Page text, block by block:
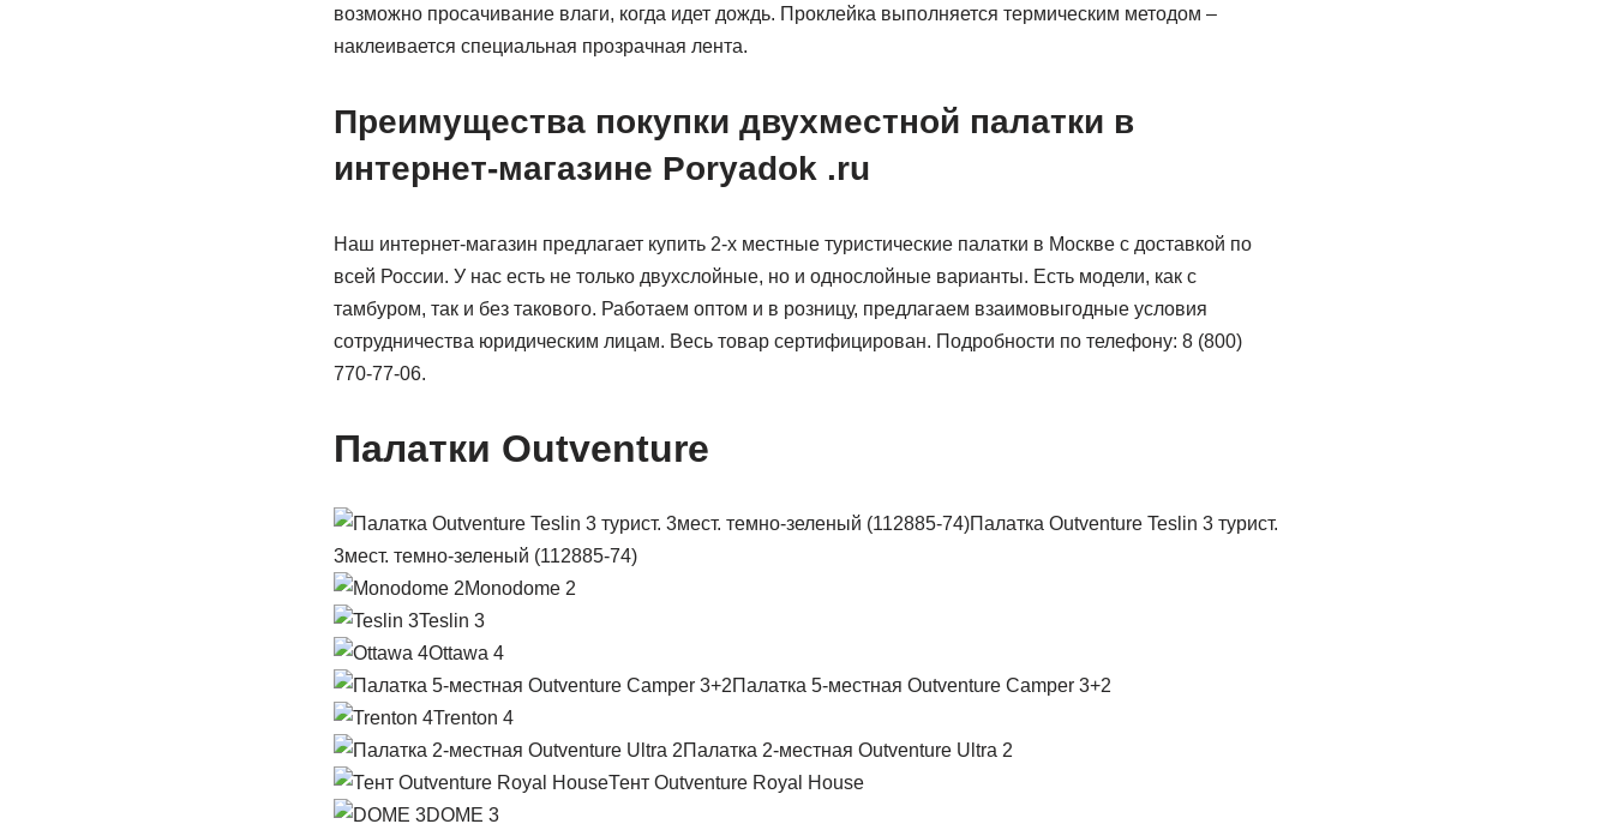
возможно просачивание влаги, когда идет дождь. Проклейка выполняется термическим методом –
наклеивается специальная прозрачная лента.
Преимущества покупки двухместной палатки в
интернет-магазине Poryadok .ru
Наш интернет-магазин предлагает купить 2-х местные туристические палатки в Москве с доставкой по
всей России. У нас есть не только двухслойные, но и однослойные варианты. Есть модели, как с
тамбуром, так и без такового. Работаем оптом и в розницу, предлагаем взаимовыгодные условия
сотрудничества юридическим лицам. Весь товар сертифицирован. Подробности по телефону: 8 (800)
770-77-06.
Палатки Outventure
Палатка Outventure Teslin 3 турист.
3мест. темно-зеленый (112885-74)
Monodome 2
Teslin 3
Ottawa 4
Палатка 5-местная Outventure Camper 3+2
Trenton 4
Палатка 2-местная Outventure Ultra 2
Тент Outventure Royal House
DOME 3